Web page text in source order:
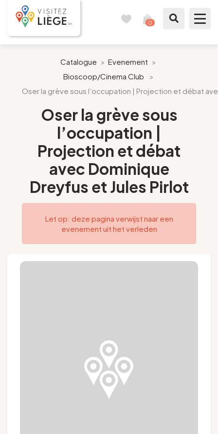
0
Bereid mijn verblijf voor
Onze suggesties
Pays de Liège
Agenda
Catalogue > Evenement >
Bioscoop/Cinema Club
>
Oser la grève sous l’occupation | Projection et débat
Oser la grève sous
l’occupation |
Projection et débat
avec Dominique
Dreyfus et Jules Pirlot
Let op: deze pagina verwijst naar een
evenement uit het verleden